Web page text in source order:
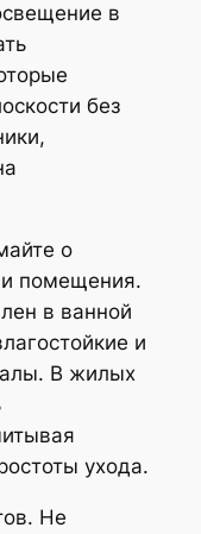
в
без
о
помещения.
в ванной
и
В жилых
ухода.
Не